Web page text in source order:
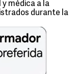
médica a la
durante la